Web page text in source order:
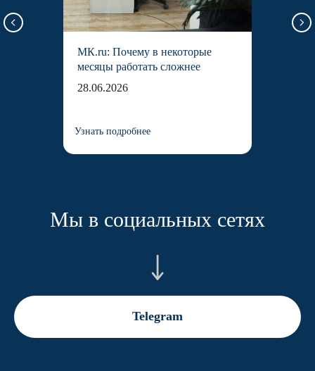
МК.ru: Почему в некоторые
месяцы работать сложнее
28.06.2026
Узнать подробнее
Мы в социальных сетях
Telegram